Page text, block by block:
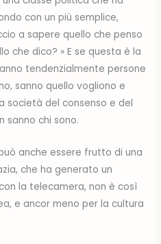
con un più semplice,
a sapere quello che penso
che dico? » E se questa è la
tendenzialmente persone
sanno quello vogliono e
società del consenso e del
sanno chi sono.
anche essere frutto di una
che ha generato un
la telecamera, non è così
e ancor meno per la cultura